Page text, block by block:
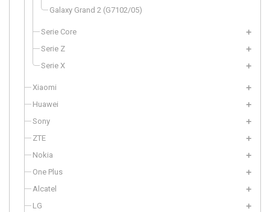
Galaxy Grand 2 (G7102/05)
Serie Core
Serie Z
Serie X
Xiaomi
Huawei
Sony
ZTE
Nokia
One Plus
Alcatel
LG